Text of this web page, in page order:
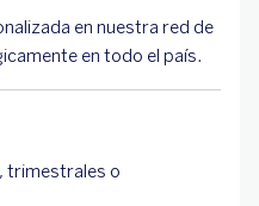
en nuestra red de
en todo el país.
trimestrales o